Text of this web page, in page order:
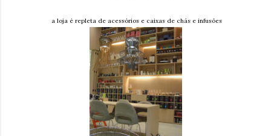
a loja é repleta de acessórios e caixas de chás e infusões